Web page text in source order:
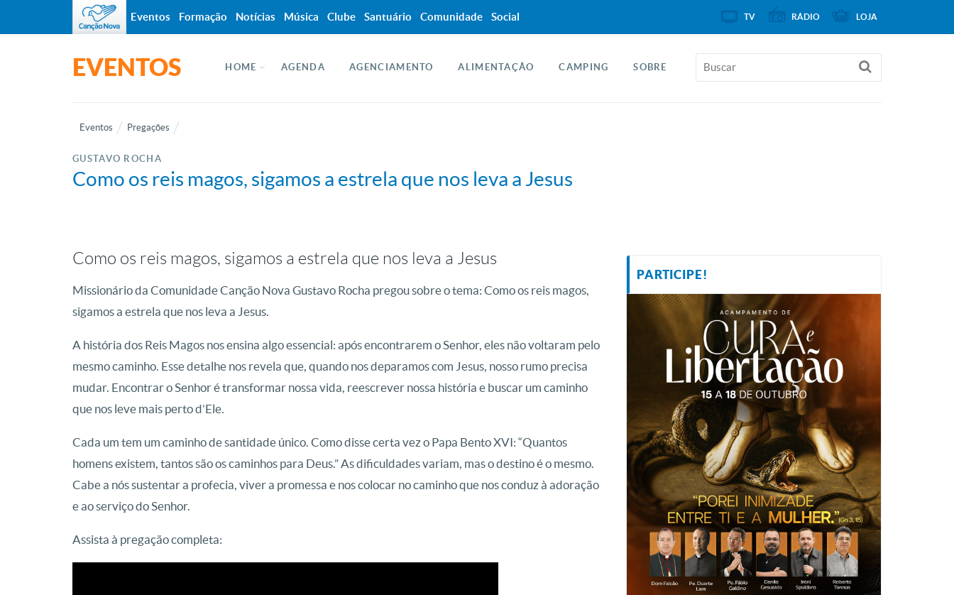
EVENTOS HOME AGENDA AGENCIAMENTO ALIMENTAÇÃO CAMPING SOBRE
Eventos Pregações
GUSTAVO ROCHA
Como os reis magos, sigamos a estrela que nos leva a Jesus
Como os reis magos, sigamos a estrela que nos leva a Jesus
Missionário da Comunidade Canção Nova Gustavo Rocha pregou sobre o tema: Como os reis magos,
sigamos a estrela que nos leva a Jesus.
A história dos Reis Magos nos ensina algo essencial: após encontrarem o Senhor, eles não voltaram pelo
mesmo caminho. Esse detalhe nos revela que, quando nos deparamos com Jesus, nosso rumo precisa
mudar. Encontrar o Senhor é transformar nossa vida, reescrever nossa história e buscar um caminho
que nos leve mais perto d’Ele.
Cada um tem um caminho de santidade único. Como disse certa vez o Papa Bento XVI: “Quantos
homens existem, tantos são os caminhos para Deus.” As dificuldades variam, mas o destino é o mesmo.
Cabe a nós sustentar a profecia, viver a promessa e nos colocar no caminho que nos conduz à adoração
e ao serviço do Senhor.
Assista à pregação completa:
PARTICIPE!
Eventos Formação Notícias Música Clube Santuário Comunidade Social TV RÁDIO LOJA